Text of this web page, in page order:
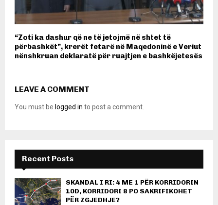
“Zoti ka dashur që ne të jetojmë në shtet të
përbashkët”, krerët fetarë në Maqedoninë e Veriut
nënshkruan deklaratë për ruajtjen e bashkëjetesës
LEAVE A COMMENT
You must be logged in to post a comment.
Recent Posts
SKANDAL I RI: 4 ME 1 PËR KORRIDORIN
10D, KORRIDORI 8 PO SAKRIFIKOHET
PËR ZGJEDHJE?